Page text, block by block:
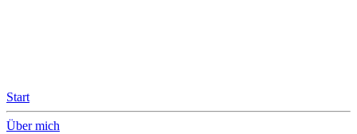
Start
Über mich